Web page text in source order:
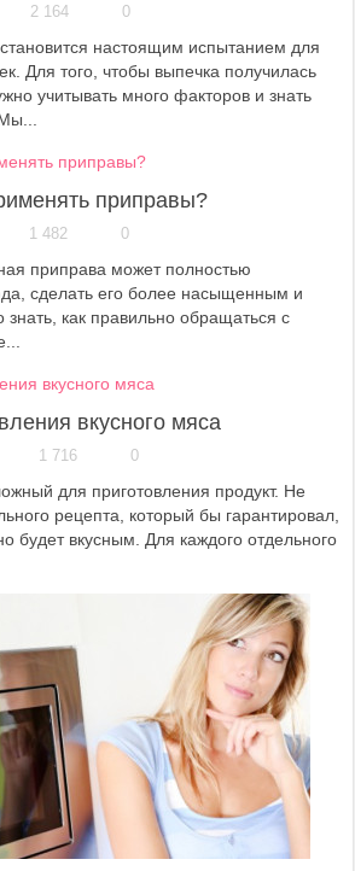
2 164 0
настоящим испытанием для
Для того, чтобы выпечка получилась
учитывать много факторов и знать
приправы?
1 482 0
приправа может полностью
сделать его более насыщенным и
как правильно обращаться с
вкусного мяса
1 716 0
для приготовления продукт. Не
рецепта, который бы гарантировал,
будет вкусным. Для каждого отдельного